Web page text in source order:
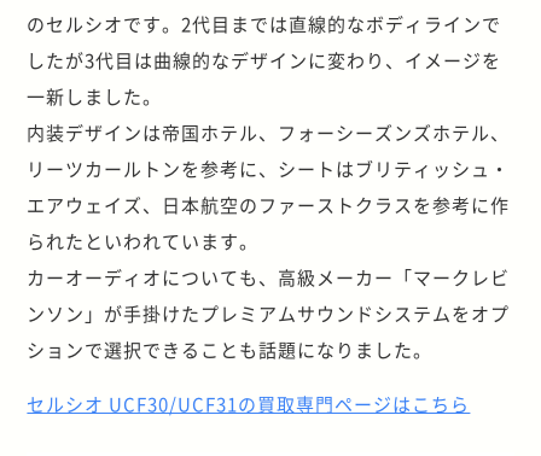
のセルシオです。2代目までは直線的なボディラインで
したが3代目は曲線的なデザインに変わり、イメージを
一新しました。
内装デザインは帝国ホテル、フォーシーズンズホテル、
リーツカールトンを参考に、シートはブリティッシュ・
エアウェイズ、日本航空のファーストクラスを参考に作
られたといわれています。
カーオーディオについても、高級メーカー「マークレビ
ンソン」が手掛けたプレミアムサウンドシステムをオプ
ションで選択できることも話題になりました。
セルシオ UCF30/UCF31の買取専門ページはこちら